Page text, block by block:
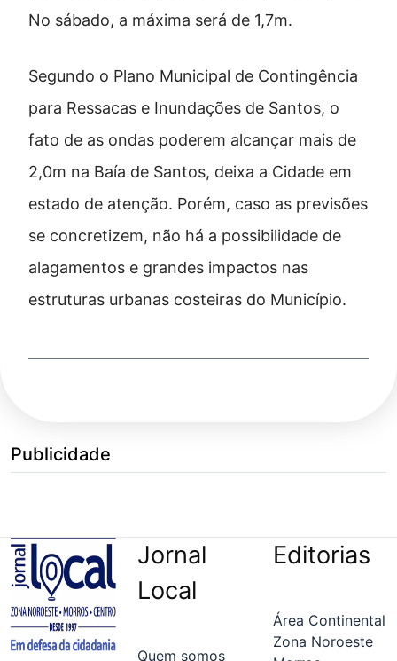
No sábado, a máxima será de 1,7m.
Segundo o Plano Municipal de Contingência
para Ressacas e Inundações de Santos, o
fato de as ondas poderem alcançar mais de
2,0m na Baía de Santos, deixa a Cidade em
estado de atenção. Porém, caso as previsões
se concretizem, não há a possibilidade de
alagamentos e grandes impactos nas
estruturas urbanas costeiras do Município.
Publicidade
Jornal
Local
Quem somos
Editorias
Área Continental
Zona Noroeste